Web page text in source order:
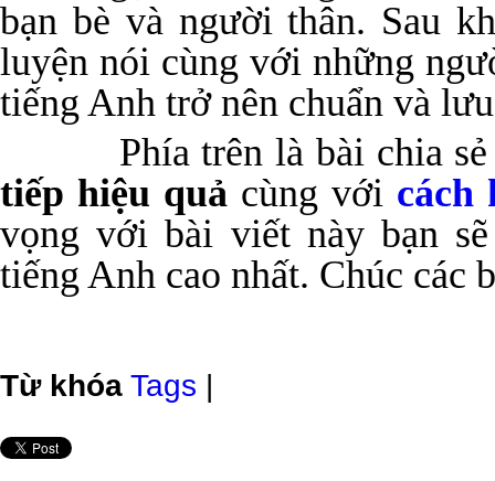
bạn bè và người thân. Sau
luyện nói cùng với những
tiếng Anh trở nên chuẩn và
Phía trên là bài chia
tiếp hiệu quả cùng với cách
vọng với bài viết này bạn
tiếng Anh cao nhất. Chúc các
Từ khóa Tags |